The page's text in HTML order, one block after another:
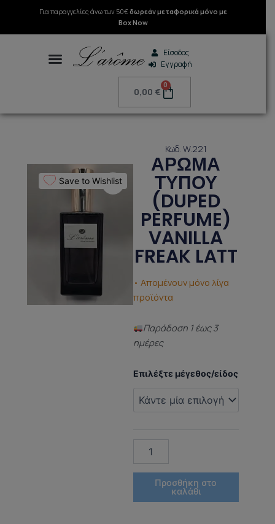
Μετάβαση
περιεχόμενο
Για παραγγελίες άνω των 50€δωρεάν μεταφορικά μόνο με
Box Now
Είσοδος
Εγγραφή
0,00 €
0
Cart
Κωδ. W.221
ΑΡΩΜΑ
ΤΥΠΟΥ
(DUPED
PERFUME)
VANILLA
FREAK LATT
• Απομένουν μόνο λίγα
προϊόντα
Παράδoση 1 έως 3
ημέρες
Επιλέξτε μέγεθος/είδος
ΑΡΩΜΑ
(DUPED
PERFUME)
ποσότητα
Προσθήκη στο
καλάθι
Save to Wishlist